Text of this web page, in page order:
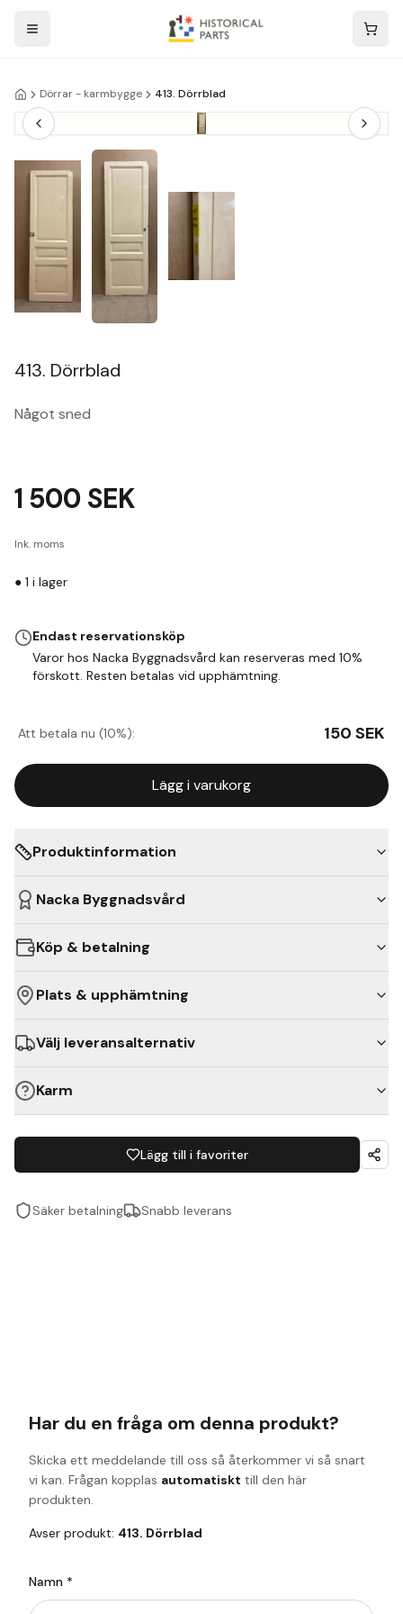
Dörrar - karmbygge 413. Dörrblad
413. Dörrblad
Något sned
1 500 SEK
Ink. moms
● 1 i lager
Endast reservationsköp
Varor hos Nacka Byggnadsvård kan reserveras med 10%
förskott. Resten betalas vid upphämtning.
Att betala nu (10%): 150 SEK
Lägg i varukorg
Produktinformation
Nacka Byggnadsvård
Köp & betalning
Plats & upphämtning
Välj leveransalternativ
Karm
Lägg till i favoriter
Säker betalning Snabb leverans
Har du en fråga om denna produkt?
Skicka ett meddelande till oss så återkommer vi så snart
vi kan. Frågan kopplas automatiskt till den här
produkten.
Avser produkt: 413. Dörrblad
Namn *